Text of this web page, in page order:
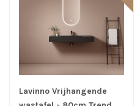
Lavinno Vrijhangende